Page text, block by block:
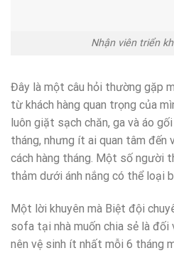
Nhận viên triển
Đây là một câu hỏi thường gặp
từ khách hàng quan trọng của
luôn giặt sạch chăn, ga và áo
tháng, nhưng ít ai quan tâm đến
cách hàng tháng. Một số người
thảm dưới ánh nắng có thể loại
Một lời khuyên mà Biệt đội
sofa tại nhà muốn chia sẻ là
nên vệ sinh ít nhất mỗi 6 tháng